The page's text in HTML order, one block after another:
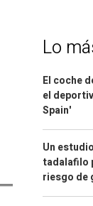
Lo
El coche
el
Spain'
Un
tadalafilo
riesgo de